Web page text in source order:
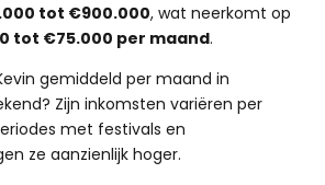
tot €900.000, wat neerkomt op
tot €75.000 per maand.
gemiddeld per maand in
Zijn inkomsten variëren per
met festivals en
ze aanzienlijk hoger.